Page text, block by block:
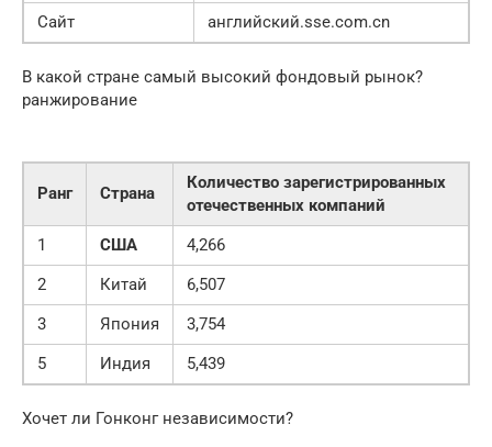
Cайт
английский.sse.com.cn
В какой стране самый высокий фондовый рынок?
ранжирование
Ранг Страна
Количество зарегистрированных
отечественных компаний
1
США
4,266
2
Китай
6,507
3
Япония
3,754
5
Индия 5,439
Хочет ли Гонконг независимости?